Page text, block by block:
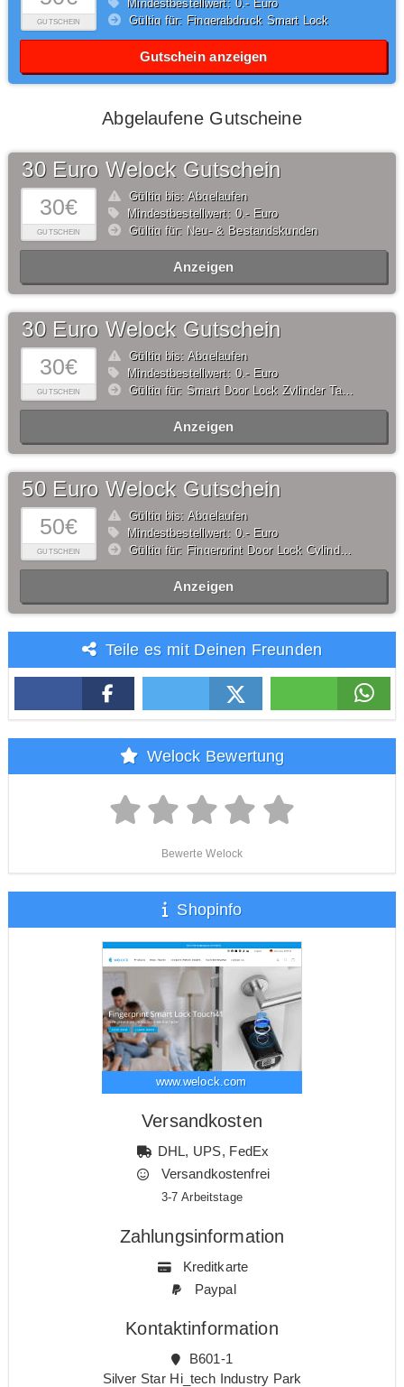
GUTSCHEIN
Mindestbestellwert: 0,- Euro
Gültig für: Fingerabdruck Smart Lock
Gutschein anzeigen
Abgelaufene Gutscheine
30€
GUTSCHEIN
30 Euro Welock Gutschein
Gültig bis: Abgelaufen
Mindestbestellwert: 0,- Euro
Gültig für: Neu- & Bestandskunden
Anzeigen
30€
GUTSCHEIN
30 Euro Welock Gutschein
Gültig bis: Abgelaufen
Mindestbestellwert: 0,- Euro
Gültig für: Smart Door Lock Zylinder Tastatur PCB41
Anzeigen
50€
GUTSCHEIN
50 Euro Welock Gutschein
Gültig bis: Abgelaufen
Mindestbestellwert: 0,- Euro
Gültig für: Fingerprint Door Lock Cylinder SECBN51
Anzeigen
Teile es mit Deinen Freunden
Welock Bewertung
Bewerte Welock
Shopinfo
www.welock.com
Versandkosten
DHL, UPS, FedEx
Versandkostenfrei
3-7 Arbeitstage
Zahlungsinformation
Kreditkarte
Paypal
Kontaktinformation
B601-1
Silver Star Hi_tech Industry Park